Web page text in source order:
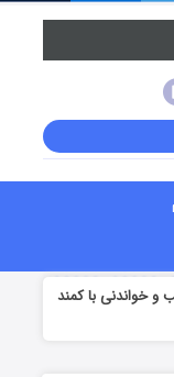
و خواندنی با کمند